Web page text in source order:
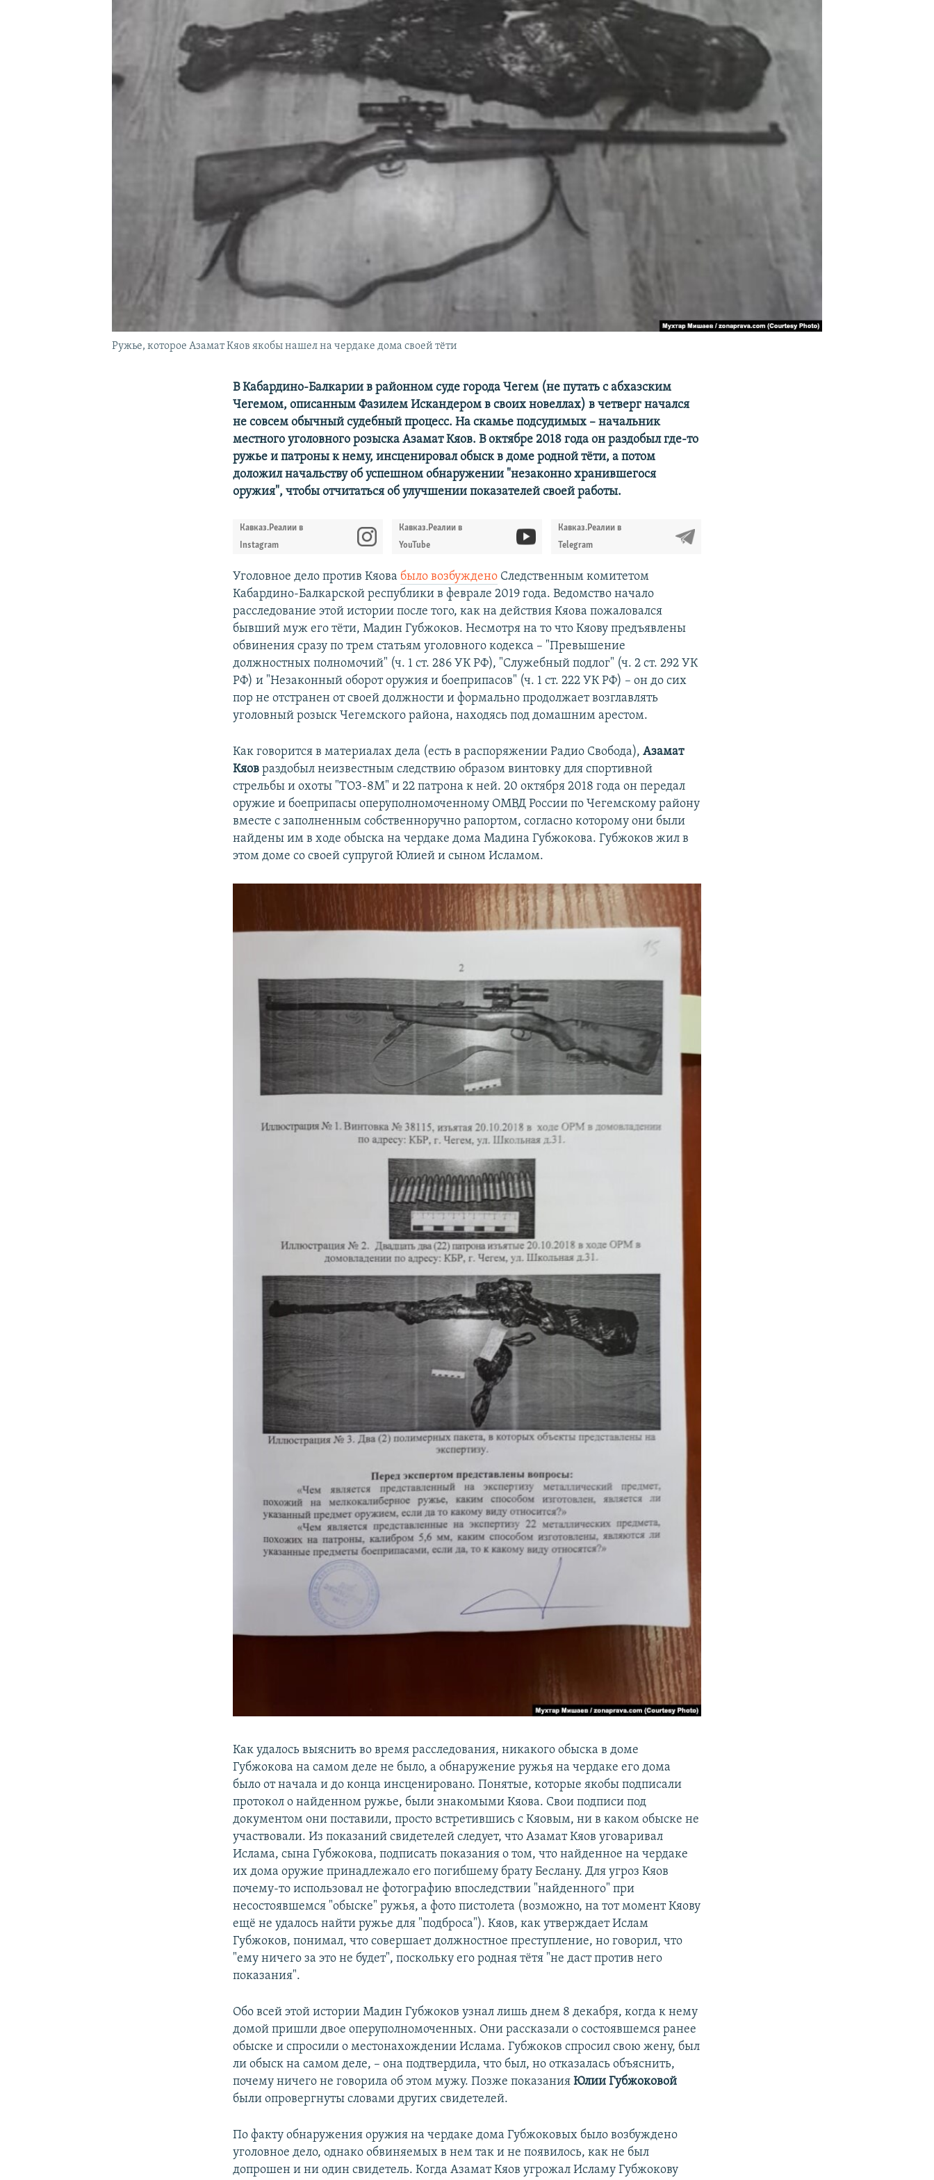
ПОДПИШИТЕСЬ НА РАССЫЛКУ
Ружье, которое Азамат Кяов якобы нашел на чердаке дома своей тёти
В Кабардино-Балкарии в районном суде города Чегем (не путать с абхазским
Чегемом, описанным Фазилем Искандером в своих новеллах) в четверг начался
не совсем обычный судебный процесс. На скамье подсудимых – начальник
местного уголовного розыска Азамат Кяов. В октябре 2018 года он раздобыл где-то
ружье и патроны к нему, инсценировал обыск в доме родной тёти, а потом
доложил начальству об успешном обнаружении "незаконно хранившегося
оружия", чтобы отчитаться об улучшении показателей своей работы.
Кавказ.Реалии в
Instagram
Кавказ.Реалии в
YouTube
Кавказ.Реалии в
Telegram
Уголовное дело против Кяова было возбуждено Следственным комитетом
Кабардино-Балкарской республики в феврале 2019 года. Ведомство начало
расследование этой истории после того, как на действия Кяова пожаловался
бывший муж его тёти, Мадин Губжоков. Несмотря на то что Кяову предъявлены
обвинения сразу по трем статьям уголовного кодекса – "Превышение
должностных полномочий" (ч. 1 ст. 286 УК РФ), "Служебный подлог" (ч. 2 ст. 292 УК
РФ) и "Незаконный оборот оружия и боеприпасов" (ч. 1 ст. 222 УК РФ) – он до сих
пор не отстранен от своей должности и формально продолжает возглавлять
уголовный розыск Чегемского района, находясь под домашним арестом.
Как говорится в материалах дела (есть в распоряжении Радио Свобода),Азамат
Кяов раздобыл неизвестным следствию образом винтовку для спортивной
стрельбы и охоты "ТОЗ-8М" и 22 патрона к ней. 20 октября 2018 года он передал
оружие и боеприпасы оперуполномоченному ОМВД России по Чегемскому району
вместе с заполненным собственноручно рапортом, согласно которому они были
найдены им в ходе обыска на чердаке дома Мадина Губжокова. Губжоков жил в
этом доме со своей супругой Юлией и сыном Исламом.
Как удалось выяснить во время расследования, никакого обыска в доме
Губжокова на самом деле не было, а обнаружение ружья на чердаке его дома
было от начала и до конца инсценировано. Понятые, которые якобы подписали
протокол о найденном ружье, были знакомыми Кяова. Свои подписи под
документом они поставили, просто встретившись с Кяовым, ни в каком обыске не
участвовали. Из показаний свидетелей следует, что Азамат Кяов уговаривал
Ислама, сына Губжокова, подписать показания о том, что найденное на чердаке
их дома оружие принадлежало его погибшему брату Беслану. Для угроз Кяов
почему-то использовал не фотографию впоследствии "найденного" при
несостоявшемся "обыске" ружья, а фото пистолета (возможно, на тот момент Кяову
ещё не удалось найти ружье для "подброса"). Кяов, как утверждает Ислам
Губжоков, понимал, что совершает должностное преступление, но говорил, что
"ему ничего за это не будет", поскольку его родная тётя "не даст против него
показания".
Обо всей этой истории Мадин Губжоков узнал лишь днем 8 декабря, когда к нему
домой пришли двое оперуполномоченных. Они рассказали о состоявшемся ранее
обыске и спросили о местонахождении Ислама. Губжоков спросил свою жену, был
ли обыск на самом деле, – она подтвердила, что был, но отказалась объяснить,
почему ничего не говорила об этом мужу. Позже показанияЮлии Губжоковой
были опровергнуты словами других свидетелей.
По факту обнаружения оружия на чердаке дома Губжоковых было возбуждено
уголовное дело, однако обвиняемых в нем так и не появилось, как не был
допрошен и ни один свидетель. Когда Азамат Кяов угрожал Исламу Губжокову